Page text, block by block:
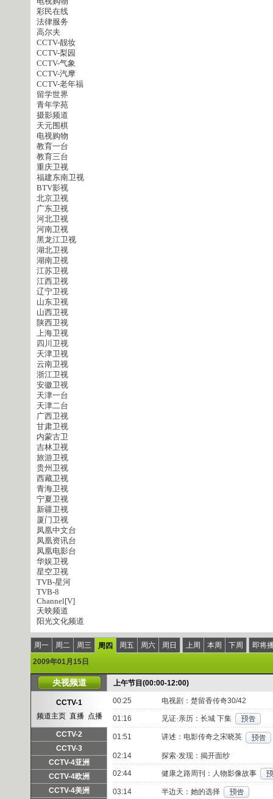
彩民在线
法律服务
高尔夫
CCTV-靓妆
CCTV-梨园
CCTV-气象
CCTV-汽摩
CCTV-老年福
留学世界
青年学苑
摄影频道
天元围棋
电视购物
教育一台
教育三台
重庆卫视
福建东南卫视
BTV影视
北京卫视
广东卫视
河北卫视
河南卫视
黑龙江卫视
湖北卫视
湖南卫视
江苏卫视
江西卫视
辽宁卫视
山东卫视
山西卫视
陕西卫视
上海卫视
四川卫视
天津卫视
云南卫视
浙江卫视
安徽卫视
天津一台
天津二台
广西卫视
甘肃卫视
内蒙古卫
吉林卫视
旅游卫视
贵州卫视
西藏卫视
青海卫视
宁夏卫视
新疆卫视
厦门卫视
凤凰中文台
凤凰资讯台
凤凰电影台
华娱卫视
星空卫视
TVB-星河
TVB-8
Channel[V]
天映频道
阳光文化频道
周一 周二 周三 周四 周五 周六 周日 上周 本周 下周
即将
2009年01月15日
央视频道
CCTV-1
频道主页 直播 点播
CCTV-2
频道主页 直播
CCTV-3
频道主页 直播 点播
CCTV-4亚洲
频道主页 直播 点播
CCTV-4欧洲
频道主页 直播 点播
CCTV-4美洲
上午节目(00:00-12:00)
00:25 电视剧：楚留香传奇30/42
01:16 见证·亲历：长城 下集
01:51 讲述：电影传奇之宋晓英
02:14 探索·发现：揭开面纱
02:44 健康之路周刊：人物影像故事
03:14 半边天：她的选择